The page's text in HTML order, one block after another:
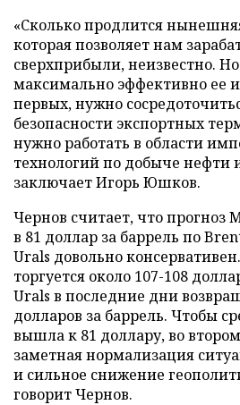
«Сколько продлится
которая позволяет нам
сверхприбыли, неизвестно.
максимально эффективно ее
первых, нужно
безопасности экспортных
нужно работать в области
технологий по добыче нефти
заключает Игорь Юшков.
Чернов считает, что прогноз
в 81 доллар за баррель по
Urals довольно
торгуется около 107-108
Urals в последние дни
долларов за баррель. Чтобы
вышла к 81 доллару, во
заметная нормализация
и сильное снижение
говорит Чернов.